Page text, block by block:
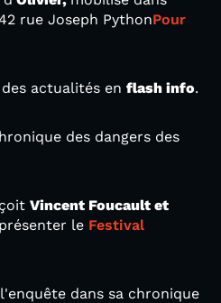
rue Joseph PythonPour
actualités en flash info.
des dangers des
Vincent Foucault et
le Festival
dans sa chronique